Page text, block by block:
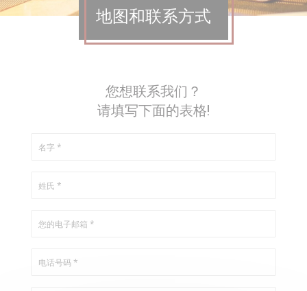
地图和联系方式
您想联系我们？
请填写下面的表格!